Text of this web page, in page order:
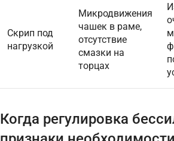
Скрип под
нагрузкой
Микродвижения
чашек в раме,
отсутствие
смазки на
торцах
Когда регулировка